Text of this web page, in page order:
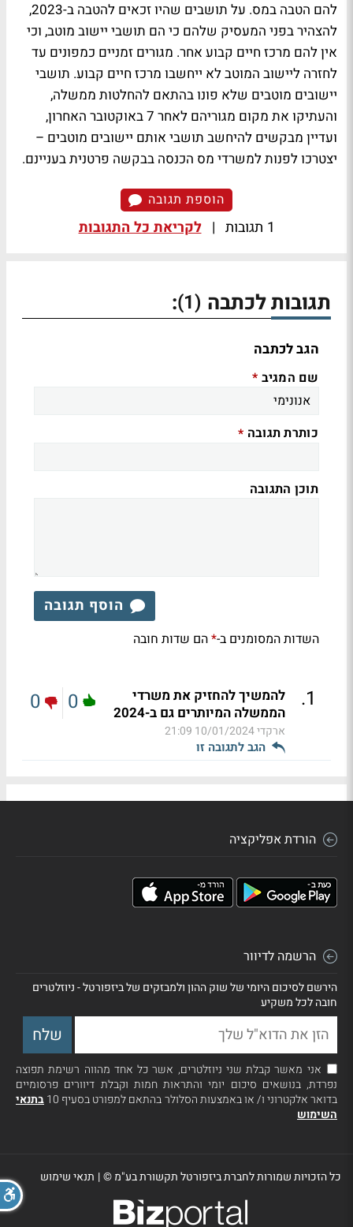
להם הטבה במס. על תושבים שהיו זכאים להטבה ב-2023,
להצהיר בפני המעסיק שלהם כי הם תושבי יישוב מוטב, וכי
אין להם מרכז חיים קבוע אחר. מגורים זמניים כמפונים עד
לחזרה ליישוב המוטב לא ייחשבו מרכז חיים קבוע. תושבי
יישובים מוטבים שלא פונו בהתאם להחלטות ממשלה,
והעתיקו את מקום מגוריהם לאחר 7 באוקטובר האחרון,
ועדיין מבקשים להיחשב תושבי אותם יישובים מוטבים –
יצטרכו לפנות למשרדי מס הכנסה בבקשה פרטנית בעניינם.
הוספת תגובה
1 תגובות | לקריאת כל התגובות
תגובות לכתבה (1)
:
הגב לכתבה
שם המגיב *
כותרת תגובה *
תוכן התגובה
הוסף תגובה
השדות המסומנים ב-*הם שדות חובה
1
.
להמשיך להחזיק את משרדי
הממשלה המיותרים גם ב-2024
ארקדי10/01/2024 21:09
הגב לתגובה זו
0
0
הורדת אפליקציה
הרשמה לדיוור
הירשם לסיכום היומי של שוק ההון ולמבזקים של ביזפורטל - ניוזלטרים
חובה לכל משקיע
אני מאשר קבלת שני ניוזלטרים, אשר כל אחד מהווה רשימת תפוצה
נפרדת, בנושאים סיכום יומי והתראות חמות וקבלת דיוורים פרסומיים
בדואר אלקטרוני ו/ או באמצעות הסלולר בהתאם למפורט בסעיף 10
בתנאי
השימוש
כל הזכויות שמורות לחברת ביזפורטל תקשורת בע"מ ©| תנאי שימוש